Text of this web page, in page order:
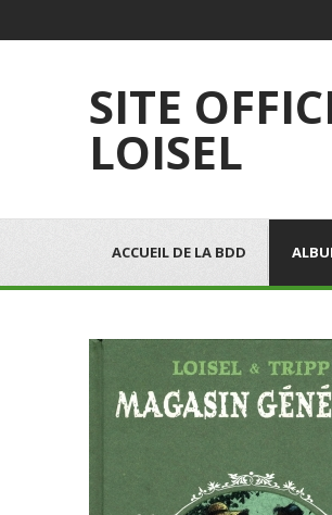
SITE
LOISEL
ACCUEIL DE LA BDD